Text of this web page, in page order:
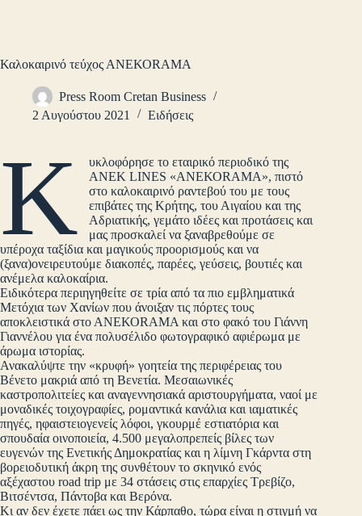
Καλοκαιρινό τεύχος ΑΝΕΚΟRAMA
Press Room Cretan Business
2 Αυγούστου 2021
Ειδήσεις
Κ
υκλοφόρησε το εταιρικό περιοδικό της
ANEK LINES «ΑΝΕΚΟRAMA», πιστό
στο καλοκαιρινό ραντεβού του με τους
επιβάτες της Κρήτης, του Αιγαίου και της
Αδριατικής, γεμάτο ιδέες και προτάσεις και
μας προσκαλεί να ξαναβρεθούμε σε
υπέροχα ταξίδια και μαγικούς προορισμούς και να
(ξανα)ονειρευτούμε διακοπές, παρέες, γεύσεις, βουτιές και
ανέμελα καλοκαίρια.
Ειδικότερα περιηγηθείτε σε τρία από τα πιο εμβληματικά
Μετόχια των Χανίων που άνοιξαν τις πόρτες τους
αποκλειστικά στο ΑΝΕΚΟRAMA και στο φακό του Γιάννη
Γιαννέλου για ένα πολυσέλιδο φωτογραφικό αφιέρωμα με
άρωμα ιστορίας.
Ανακαλύψτε την «κρυφή» γοητεία της περιφέρειας του
Βένετο μακριά από τη Βενετία. Μεσαιωνικές
καστροπολιτείες και αναγεννησιακά αριστουργήματα, ναοί με
μοναδικές τοιχογραφίες, ρομαντικά κανάλια και ιαματικές
πηγές, ηφαιστειογενείς λόφοι, γκουρμέ εστιατόρια και
σπουδαία οινοποιεία, 4.500 μεγαλοπρεπείς βίλες των
ευγενών της Ενετικής Δημοκρατίας και η λίμνη Γκάρντα στη
βορειοδυτική άκρη της συνθέτουν το σκηνικό ενός
αξέχαστου road trip με 34 στάσεις στις επαρχίες Τρεβίζο,
Βιτσέντσα, Πάντοβα και Βερόνα.
Κι αν δεν έχετε πάει ως την Κάρπαθο, τώρα είναι η στιγμή να